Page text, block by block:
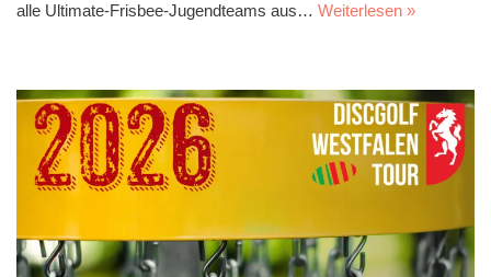
alle Ultimate-Frisbee-Jugendteams aus… Weiterlesen »